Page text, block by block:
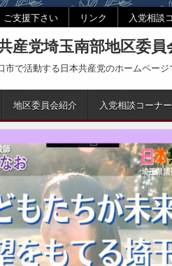
ご支援下さい リンク 入党相談
産党埼玉南部地区委員
で活動する日本共産党のホームページ
地区委員会紹介 入党相談コーナー